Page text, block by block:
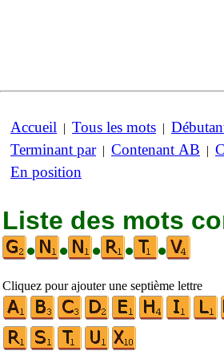
Accueil | Tous les mots |
Terminant par| Contenant AB |
En position
Liste des mots
•
• • • •
Cliquez pour ajouter une septième lettre